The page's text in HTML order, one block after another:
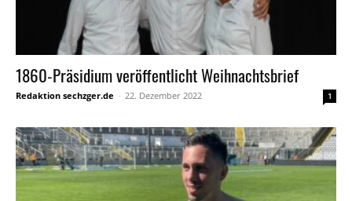
1860-Präsidium veröffentlicht Weihnachtsbrief
Redaktion sechzger.de - 22. Dezember 2022 1